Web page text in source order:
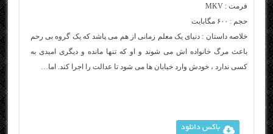
فرمت : MKV
حجم : ۶۰۰ مگابایت
خلاصه داستان : دنیای یک معلم زمانی از هم می‌ پاشد که یک گروه بی رحم
باعث مرگ خانواده اش می شوند و او که تنها مانده و دیگری امیدی به
کسی ندارد ، خودش وارد خیابان ها می شود تا عدالت را اجرا کند. اما…
باکس دانلود